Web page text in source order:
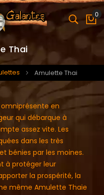
0
Thai
Amulette Thai
en
qui débarque à
assez vite. Les
dans les très
bénies par les moines.
à protéger leur
la prospérité, la
même Amulette Thaie